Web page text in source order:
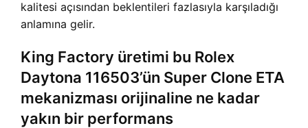
kalitesi açısından beklentileri fazlasıyla karşıladığı
anlamına gelir.
King Factory üretimi bu Rolex
Daytona 116503’ün Super Clone ETA
mekanizması orijinaline ne kadar
yakın bir performans